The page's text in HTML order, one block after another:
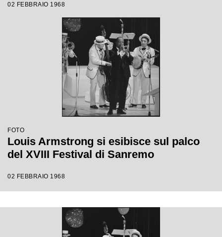
02 FEBBRAIO 1968
FOTO
Louis Armstrong si esibisce sul palco
del XVIII Festival di Sanremo
02 FEBBRAIO 1968